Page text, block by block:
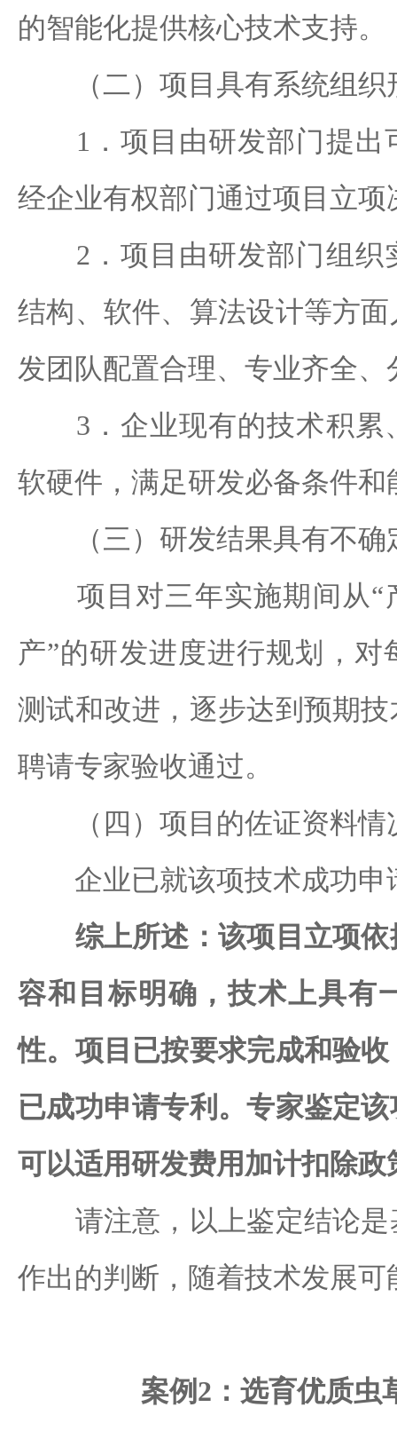
的智能化提供核心技术支持。
（二）项目具有系统组织
1．项目由研发部门提出
经企业有权部门通过项目立项
2．项目由研发部门组织
结构、软件、算法设计等方
发团队配置合理、专业齐全、
3．企业现有的技术积累
软硬件，满足研发必备条件和
（三）研发结果具有不确
项目对三年实施期间从“
产”的研发进度进行规划，对
测试和改进，逐步达到预期
聘请专家验收通过。
（四）项目的佐证资料情
企业已就该项技术成功申
综上所述：该项目立项
容和目标明确，技术上具有
性。项目已按要求完成和验
已成功申请专利。专家鉴定
可以适用研发费用加计扣除政
请注意，以上鉴定结论是
作出的判断，随着技术发展可
案例2：选育优质虫